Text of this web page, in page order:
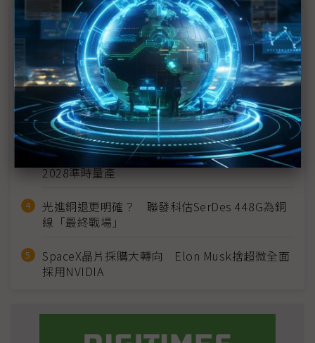
近７天熱門報導
MLCC訂單過熱、出貨比創高 村田示警全球AI基
建熱潮將趨緩
2027全年記憶體產能提前售罄 買家「祕而不
宣」只怕買不夠
英特爾EMIB良率達標 聯發科第2代ASIC產品
2028準時量產
光進銅退更明確？ 聯發科估SerDes 448G為銅
線「最終戰場」
SpaceX晶片採購大轉向 Elon Musk捨超微全面
採用NVIDIA